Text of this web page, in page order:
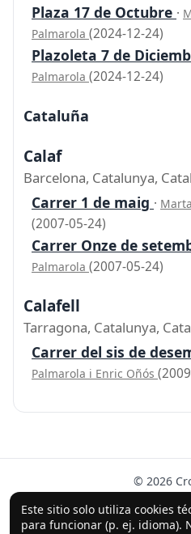
Este sitio solo utiliza cookies
para funcionar (p. ej. idioma).
Plaza 17 de Octubre ·
Palmarola (2024-12-24)
Plazoleta 7 de
Palmarola (2024-12-24)
Cataluña
Calaf
Barcelona, Catalunya,
Carrer 1 de maig ·
(2007-05-24)
Carrer Onze de
Palmarola (2007-05-24)
Calafell
Tarragona, Catalunya,
Carrer del sis de
Palmarola i Enric Oñós
© 2026
Historia en las calles ·